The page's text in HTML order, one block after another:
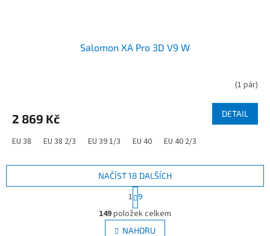
Salomon XA Pro 3D V9 W
(1 pár)
2 869 Kč DETAIL
EU 38 EU 38 2/3 EU 39 1/3 EU 40 EU 40 2/3
O
v
l
NAČÍST 18 DALŠÍCH
S
t
r
á
n
1 9
149položek celkem
NAHORU